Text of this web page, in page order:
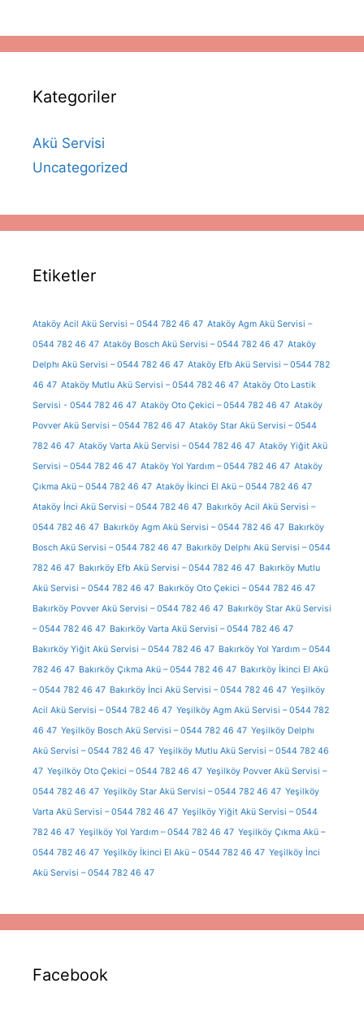
Kategoriler
Akü Servisi
Uncategorized
Etiketler
Ataköy Acil Akü Servisi – 0544 782 46 47 Ataköy Agm Akü Servisi –
0544 782 46 47 Ataköy Bosch Akü Servisi – 0544 782 46 47 Ataköy
Delphı Akü Servisi – 0544 782 46 47 Ataköy Efb Akü Servisi – 0544 782
46 47 Ataköy Mutlu Akü Servisi – 0544 782 46 47 Ataköy Oto Lastik
Servisi - 0544 782 46 47 Ataköy Oto Çekici – 0544 782 46 47 Ataköy
Povver Akü Servisi – 0544 782 46 47 Ataköy Star Akü Servisi – 0544
782 46 47 Ataköy Varta Akü Servisi – 0544 782 46 47 Ataköy Yiğit Akü
Servisi – 0544 782 46 47 Ataköy Yol Yardım – 0544 782 46 47 Ataköy
Çıkma Akü – 0544 782 46 47 Ataköy İkinci El Akü – 0544 782 46 47
Ataköy İnci Akü Servisi – 0544 782 46 47 Bakırköy Acil Akü Servisi –
0544 782 46 47 Bakırköy Agm Akü Servisi – 0544 782 46 47 Bakırköy
Bosch Akü Servisi – 0544 782 46 47 Bakırköy Delphı Akü Servisi – 0544
782 46 47 Bakırköy Efb Akü Servisi – 0544 782 46 47 Bakırköy Mutlu
Akü Servisi – 0544 782 46 47 Bakırköy Oto Çekici – 0544 782 46 47
Bakırköy Povver Akü Servisi – 0544 782 46 47 Bakırköy Star Akü Servisi
– 0544 782 46 47 Bakırköy Varta Akü Servisi – 0544 782 46 47
Bakırköy Yiğit Akü Servisi – 0544 782 46 47 Bakırköy Yol Yardım – 0544
782 46 47 Bakırköy Çıkma Akü – 0544 782 46 47 Bakırköy İkinci El Akü
– 0544 782 46 47 Bakırköy İnci Akü Servisi – 0544 782 46 47 Yeşilköy
Acil Akü Servisi – 0544 782 46 47 Yeşilköy Agm Akü Servisi – 0544 782
46 47 Yeşilköy Bosch Akü Servisi – 0544 782 46 47 Yeşilköy Delphı
Akü Servisi – 0544 782 46 47 Yeşilköy Mutlu Akü Servisi – 0544 782 46
47 Yeşilköy Oto Çekici – 0544 782 46 47 Yeşilköy Povver Akü Servisi –
0544 782 46 47 Yeşilköy Star Akü Servisi – 0544 782 46 47 Yeşilköy
Varta Akü Servisi – 0544 782 46 47 Yeşilköy Yiğit Akü Servisi – 0544
782 46 47 Yeşilköy Yol Yardım – 0544 782 46 47 Yeşilköy Çıkma Akü –
0544 782 46 47 Yeşilköy İkinci El Akü – 0544 782 46 47 Yeşilköy İnci
Akü Servisi – 0544 782 46 47
Facebook